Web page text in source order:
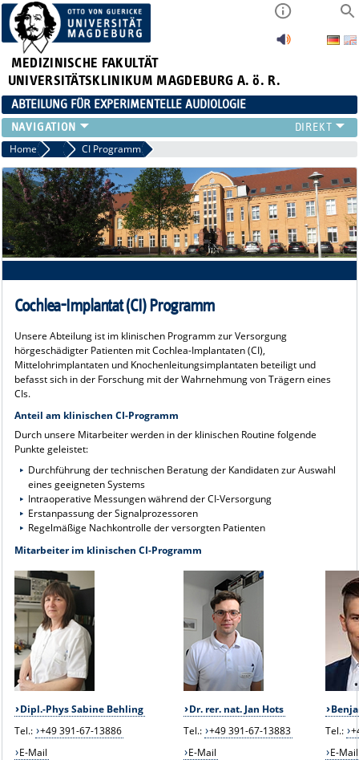
MEDIZINISCHE FAKULTÄT
UNIVERSITÄTSKLINIKUM MAGDEBURG A. ö. R.
ABTEILUNG FÜR EXPERIMENTELLE AUDIOLOGIE
TEAM
PUBLIKATIONEN
LEHRE
FORSCHUNG
AUDIOLOGIE
NEWS
Home AudiologieCI Programm
Cochlea-Implantat (CI) Programm
Unsere Abteilung ist im klinischen Programm zur Versorgung
hörgeschädigter Patienten mit Cochlea-Implantaten (CI),
Mittelohrimplantaten und Knochenleitungsimplantaten beteiligt und
befasst sich in der Forschung mit der Wahrnehmung von Trägern eines
CIs.
Anteil am klinischen CI-Programm
Durch unsere Mitarbeiter werden in der klinischen Routine folgende
Punkte geleistet:
Durchführung der technischen Beratung der Kandidaten zur Auswahl
eines geeigneten Systems
Intraoperative Messungen während der CI-Versorgung
Erstanpassung der Signalprozessoren
Regelmäßige Nachkontrolle der versorgten Patienten
Mitarbeiter im klinischen CI-Programm
Dipl.-Phys Sabine Behling
Tel.: +49 391-67-13886
E-Mail
Dr. rer. nat. Jan Hots
Tel.: +49 391-67-13883
E-Mail
Tel.:
E-Mail